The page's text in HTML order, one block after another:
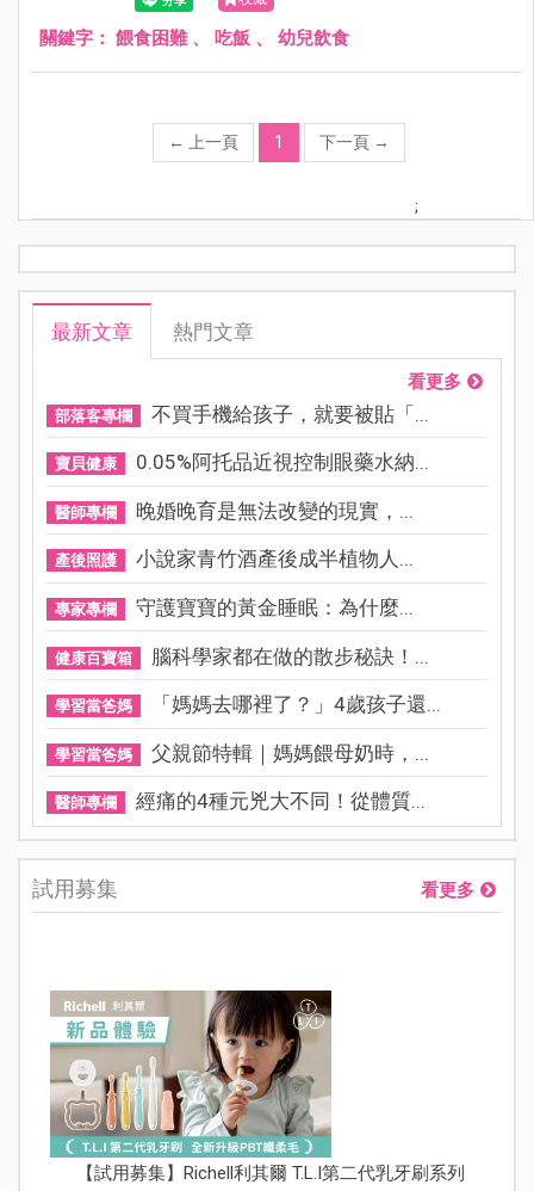
關鍵字： 餵食困難、 吃飯 、 幼兒飲食
← 上一頁 1 下一頁 →
;
最新文章 熱門文章
看更多
部落客專欄 不買手機給孩子，就要被貼「...
寶貝健康 0.05%阿托品近視控制眼藥水納...
醫師專欄 晚婚晚育是無法改變的現實，...
產後照護 小說家青竹酒產後成半植物人...
專家專欄 守護寶寶的黃金睡眠：為什麼...
健康百寶箱 腦科學家都在做的散步秘訣！...
學習當爸媽 「媽媽去哪裡了？」4歲孩子還...
學習當爸媽 父親節特輯｜媽媽餵母奶時，...
醫師專欄 經痛的4種元兇大不同！從體質...
試用募集 看更多
【試用募集】Richell利其爾 T.L.I第二代乳牙刷系列